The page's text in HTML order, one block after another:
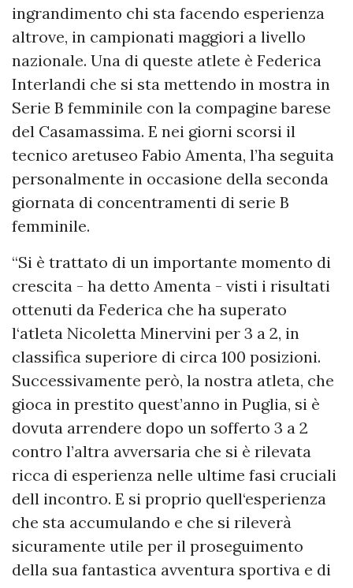
ingrandimento chi sta facendo esperienza
altrove, in campionati maggiori a livello
nazionale. Una di queste atlete è Federica
Interlandi che si sta mettendo in mostra in
Serie B femminile con la compagine barese
del Casamassima. E nei giorni scorsi il
tecnico aretuseo Fabio Amenta, l’ha seguita
personalmente in occasione della seconda
giornata di concentramenti di serie B
femminile.
“Si è trattato di un importante momento di
crescita - ha detto Amenta - visti i risultati
ottenuti da Federica che ha superato
l‘atleta Nicoletta Minervini per 3 a 2, in
classifica superiore di circa 100 posizioni.
Successivamente però, la nostra atleta, che
gioca in prestito quest’anno in Puglia, si è
dovuta arrendere dopo un sofferto 3 a 2
contro l’altra avversaria che si è rilevata
ricca di esperienza nelle ultime fasi cruciali
dell incontro. E si proprio quell‘esperienza
che sta accumulando e che si rileverà
sicuramente utile per il proseguimento
della sua fantastica avventura sportiva e di